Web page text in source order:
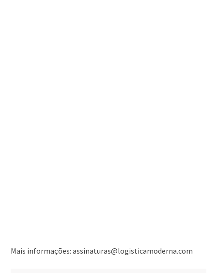
Mais informações: assinaturas@logisticamoderna.com